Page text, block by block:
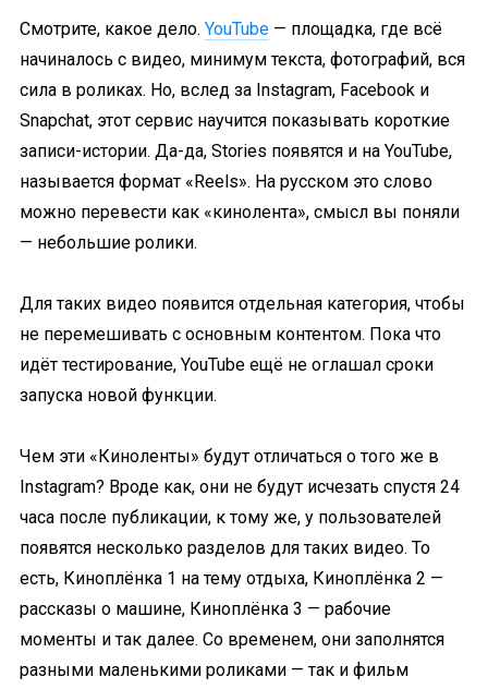
Смотрите, какое дело. YouTube — площадка, где всё
начиналось с видео, минимум текста, фотографий, вся
сила в роликах. Но, вслед за Instagram, Facebook и
Snapchat, этот сервис научится показывать короткие
записи-истории. Да-да, Stories появятся и на YouTube,
называется формат «Reels». На русском это слово
можно перевести как «кинолента», смысл вы поняли
— небольшие ролики.
Для таких видео появится отдельная категория, чтобы
не перемешивать с основным контентом. Пока что
идёт тестирование, YouTube ещё не оглашал сроки
запуска новой функции.
Чем эти «Киноленты» будут отличаться о того же в
Instagram? Вроде как, они не будут исчезать спустя 24
часа после публикации, к тому же, у пользователей
появятся несколько разделов для таких видео. То
есть, Киноплёнка 1 на тему отдыха, Киноплёнка 2 —
рассказы о машине, Киноплёнка 3 — рабочие
моменты и так далее. Со временем, они заполнятся
разными маленькими роликами — так и фильм